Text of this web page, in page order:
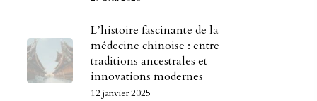
L’histoire fascinante de la
médecine chinoise : entre
traditions ancestrales et
innovations modernes
12 janvier 2025